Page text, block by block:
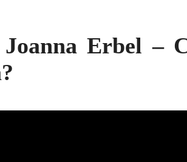
Joanna Erbel –